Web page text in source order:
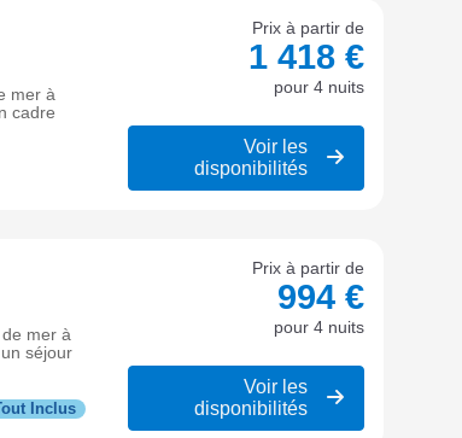
mer à
cadre
Prix à partir de
1 418 €
pour 4 nuits
Voir les
disponibilités
mer à
séjour
Inclus
Prix à partir de
994 €
pour 4 nuits
Voir les
disponibilités